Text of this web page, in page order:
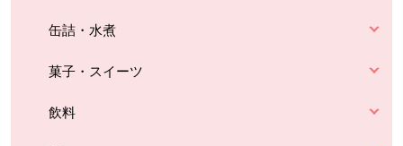
缶詰・水煮
菓子・スイーツ
飲料